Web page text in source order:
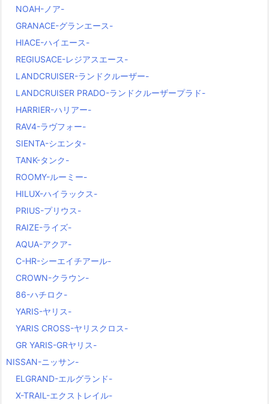
NOAH-ノア-
GRANACE-グランエース-
HIACE-ハイエース-
REGIUSACE-レジアスエース-
LANDCRUISER-ランドクルーザー-
LANDCRUISER PRADO-ランドクルーザープラド-
HARRIER-ハリアー-
RAV4-ラヴフォー-
SIENTA-シエンタ-
TANK-タンク-
ROOMY-ルーミー-
HILUX-ハイラックス-
PRIUS-プリウス-
RAIZE-ライズ-
AQUA-アクア-
C-HR-シーエイチアール-
CROWN-クラウン-
86-ハチロク-
YARIS-ヤリス-
YARIS CROSS-ヤリスクロス-
GR YARIS-GRヤリス-
NISSAN-ニッサン-
ELGRAND-エルグランド-
X-TRAIL-エクストレイル-